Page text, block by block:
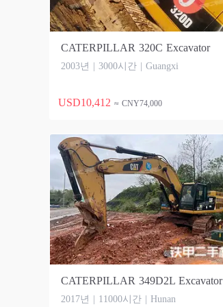
CATERPILLAR 320C Excavator
2003년 | 3000시간 | Guangxi
USD10,412 ≈ CNY74,000
CATERPILLAR 349D2L Excavator
2017년 | 11000시간 | Hunan